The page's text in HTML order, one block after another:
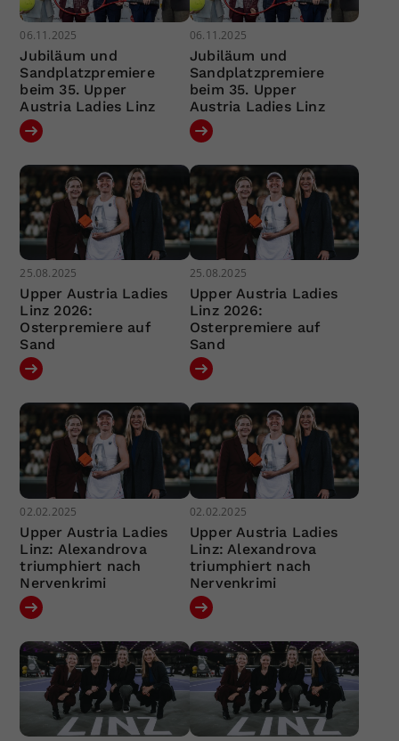
06.11.2025
Jubiläum und
Sandplatzpremiere
beim 35. Upper
Austria Ladies Linz
06.11.2025
Jubiläum und
Sandplatzpremiere
beim 35. Upper
Austria Ladies Linz
25.08.2025
Upper Austria Ladies
Linz 2026:
Osterpremiere auf
Sand
25.08.2025
Upper Austria Ladies
Linz 2026:
Osterpremiere auf
Sand
02.02.2025
Upper Austria Ladies
Linz: Alexandrova
triumphiert nach
Nervenkrimi
02.02.2025
Upper Austria Ladies
Linz: Alexandrova
triumphiert nach
Nervenkrimi